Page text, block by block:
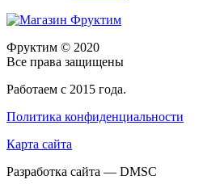
Фруктим © 2020
Все права защищены
Работаем с 2015 года.
Политика конфиденциальности
Карта сайта
Разработка сайта — DMSC